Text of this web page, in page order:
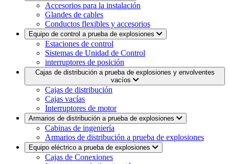
Accesorios para la instalación
Glandes de cables
Conductos flexibles y accesorios
Equipo de control a prueba de explosiones
Estaciones de control
Sistemas de Unidad de Control
interruptores de posición
Cajas de distribución a prueba de explosiones y envolventes
vacíos
Cajas de distribución
Cajas vacías
Interruptores de motor
Armarios de distribución a prueba de explosiones
Cabinas de ingeniería
Armarios de distribución a prueba de explosiones
Equipo eléctrico a prueba de explosiones
Cajas de Conexiones